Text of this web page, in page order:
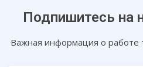
Подпишитесь на
Важная информация о работе